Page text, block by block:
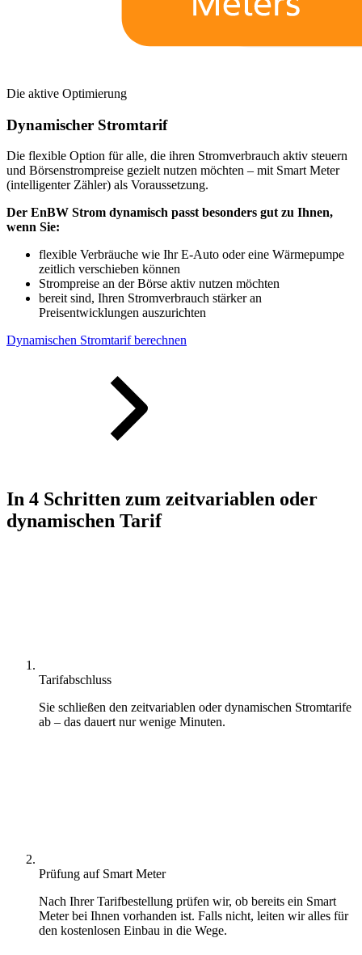
Die aktive Optimierung
Dynamischer Stromtarif
Die flexible Option für alle, die ihren Stromverbrauch aktiv steuern
und Börsenstrompreise gezielt nutzen möchten – mit Smart Meter
(intelligenter Zähler) als Voraussetzung.
Der EnBW Strom dynamisch passt besonders gut zu Ihnen,
wenn Sie:
flexible Verbräuche wie Ihr E-Auto oder eine Wärmepumpe
zeitlich verschieben können
Strompreise an der Börse aktiv nutzen möchten
bereit sind, Ihren Stromverbrauch stärker an
Preisentwicklungen auszurichten
Dynamischen Stromtarif berechnen
In 4 Schritten zum zeitvariablen oder
dynamischen Tarif
Tarifabschluss
Sie schließen den zeitvariablen oder dynamischen Stromtarife
ab – das dauert nur wenige Minuten.
Prüfung auf Smart Meter
Nach Ihrer Tarifbestellung prüfen wir, ob bereits ein Smart
Meter bei Ihnen vorhanden ist. Falls nicht, leiten wir alles für
den kostenlosen Einbau in die Wege.